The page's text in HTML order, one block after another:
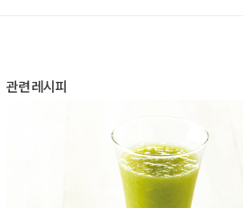
관련 레시피